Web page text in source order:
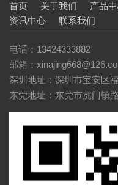
首页 关于我们 产品
资讯中心
联系我们
电话：13424333882
邮箱：
深圳地址：深圳市宝安区
东莞地址：东莞市虎门镇